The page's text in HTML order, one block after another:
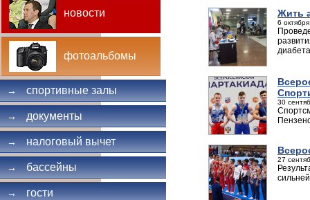
новости
фотоальбомы
→ спортивные залы
→ документы
→ налоговый вычет
→ бассейны
→ гости
Жить
6
30
27